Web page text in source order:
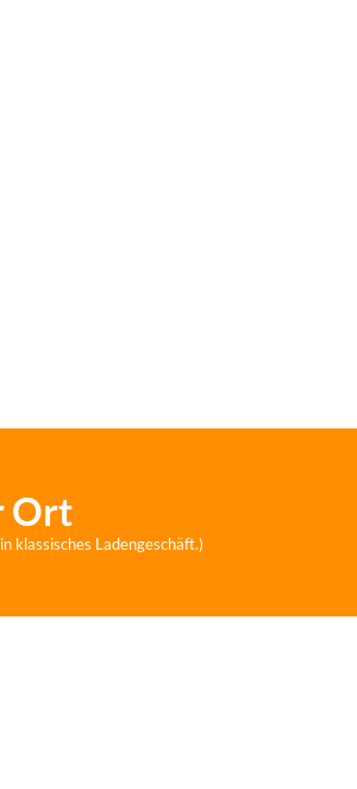
Ort
klassisches Ladengeschäft.)